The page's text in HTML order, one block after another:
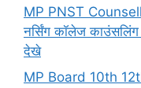
MP PNST
नर्सिंग कॉलेज
देखे
MP Board 10th